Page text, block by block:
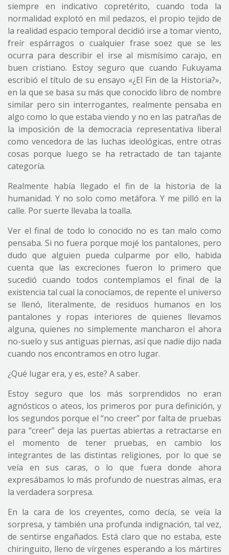
siempre en indicativo copretérito, cuando toda la
normalidad explotó en mil pedazos, el propio tejido de
la realidad espacio temporal decidió irse a tomar viento,
freír espárragos o cualquier frase soez que se les
ocurra para describir el irse al mismísimo carajo, en
buen cristiano. Estoy seguro que cuando Fukuyama
escribió el título de su ensayo «¿El Fin de la Historia?»,
en la que se basa su más que conocido libro de nombre
similar pero sin interrogantes, realmente pensaba en
algo como lo que estaba viendo y no en las patrañas de
la imposición de la democracia representativa liberal
como vencedora de las luchas ideológicas, entre otras
cosas porque luego se ha retractado de tan tajante
categoría.
Realmente había llegado el fin de la historia de la
humanidad. Y no solo como metáfora. Y me pilló en la
calle. Por suerte llevaba la toalla.
Ver el final de todo lo conocido no es tan malo como
pensaba. Si no fuera porque mojé los pantalones, pero
dudo que alguien pueda culparme por ello, habida
cuenta que las excreciones fueron lo primero que
sucedió cuando todos contemplamos el final de la
existencia tal cual la conocíamos, de repente el universo
se llenó, literalmente, de residuos humanos en los
pantalones y ropas interiores de quienes llevamos
alguna, quienes no simplemente mancharon el ahora
no-suelo y sus antiguas piernas, así que nadie dijo nada
cuando nos encontramos en otro lugar.
¿Qué lugar era, y es, este? A saber.
Estoy seguro que los más sorprendidos no eran
agnósticos o ateos, los primeros por pura definición, y
los segundos porque el “no creer” por falta de pruebas
para “creer” deja las puertas abiertas a retractarse en
el momento de tener pruebas, en cambio los
integrantes de las distintas religiones, por lo que se
veía en sus caras, o lo que fuera donde ahora
expresábamos lo más profundo de nuestras almas, era
la verdadera sorpresa.
En la cara de los creyentes, como decía, se veía la
sorpresa, y también una profunda indignación, tal vez,
de sentirse engañados. Está claro que no estaba, este
chiringuito, lleno de vírgenes esperando a los mártires